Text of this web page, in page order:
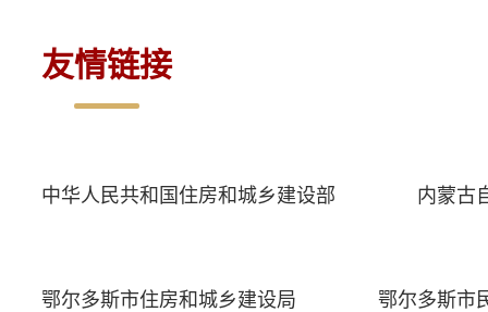
友情链接
中华人民共和国住房和城乡建设部 内蒙古
鄂尔多斯市住房和城乡建设局 鄂尔多斯市